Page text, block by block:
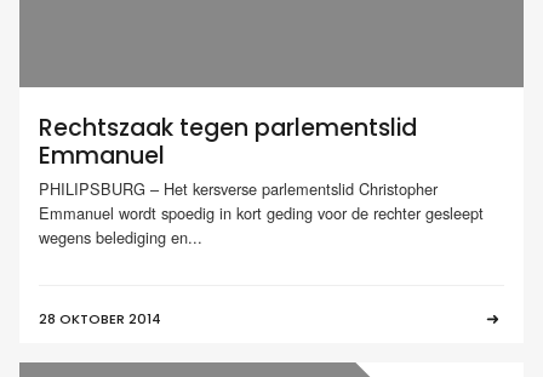
Rechtszaak tegen parlementslid
Emmanuel
PHILIPSBURG – Het kersverse parlementslid Christopher
Emmanuel wordt spoedig in kort geding voor de rechter gesleept
wegens belediging en...
28 OKTOBER 2014